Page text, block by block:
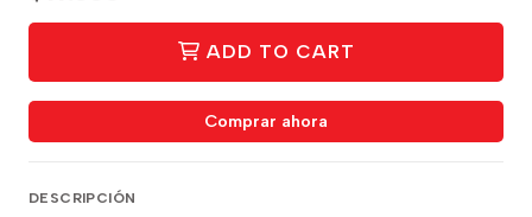
ADD TO CART
Comprar ahora
DESCRIPCIÓN